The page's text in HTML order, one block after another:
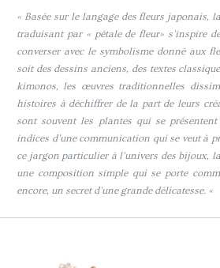
« Basée sur le langage des fleurs japonais,
traduisant par « pétale de fleur» s’inspire
converser avec le symbolisme donné aux
soit des dessins anciens, des textes
kimonos, les œuvres traditionnelles
histoires à déchiffrer de la part de leurs
sont souvent les plantes qui se
indices d’une communication qui se veut à
ce jargon particulier à l’univers des bijoux,
une composition simple qui se porte
encore, un secret d’une grande délicatesse. «